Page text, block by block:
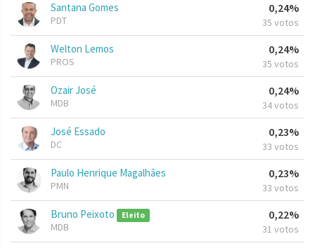
Santana Gomes
PDT
0,24%
35 votos
Welton Lemos
PROS
0,24%
35 votos
Ozair José
MDB
0,24%
34 votos
José Essado
DC
0,23%
33 votos
Paulo Henrique Magalhães
PMN
0,23%
33 votos
Bruno Peixoto Eleito
MDB
0,22%
31 votos